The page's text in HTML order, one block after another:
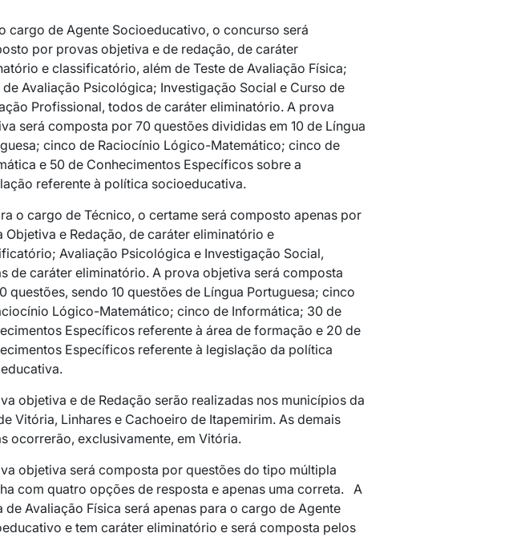
cargo de Agente Socioeducativo, o concurso será
por provas objetiva e de redação, de caráter
e classificatório, além de Teste de Avaliação Física;
de Avaliação Psicológica; Investigação Social e Curso de
Profissional, todos de caráter eliminatório. A prova
será composta por 70 questões divididas em 10 de Língua
cinco de Raciocínio Lógico-Matemático; cinco de
e 50 de Conhecimentos Específicos sobre a
referente à política socioeducativa.
o cargo de Técnico, o certame será composto apenas por
Objetiva e Redação, de caráter eliminatório e
Avaliação Psicológica e Investigação Social,
de caráter eliminatório. A prova objetiva será composta
questões, sendo 10 questões de Língua Portuguesa; cinco
Lógico-Matemático; cinco de Informática; 30 de
Específicos referente à área de formação e 20 de
Específicos referente à legislação da política
objetiva e de Redação serão realizadas nos municípios da
Vitória, Linhares e Cachoeiro de Itapemirim. As demais
ocorrerão, exclusivamente, em Vitória.
objetiva será composta por questões do tipo múltipla
com quatro opções de resposta e apenas uma correta. A
de Avaliação Física será apenas para o cargo de Agente
e tem caráter eliminatório e será composta pelos